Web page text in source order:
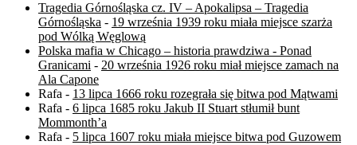
Tragedia Górnośląska cz. IV – Apokalipsa – Tragedia
Górnośląska - 19 września 1939 roku miała miejsce szarża
pod Wólką Węglową
Polska mafia w Chicago – historia prawdziwa - Ponad
Granicami - 20 września 1926 roku miał miejsce zamach na
Ala Capone
Rafa - 13 lipca 1666 roku rozegrała się bitwa pod Mątwami
Rafa - 6 lipca 1685 roku Jakub II Stuart stłumił bunt
Mommonth’a
Rafa - 5 lipca 1607 roku miała miejsce bitwa pod Guzowem